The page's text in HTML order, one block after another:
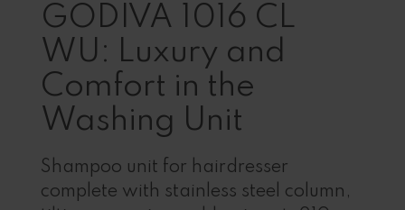
GODIVA 1016 CL
WU: Luxury and
Comfort in the
Washing Unit
Shampoo unit for hairdresser
complete with stainless steel column,